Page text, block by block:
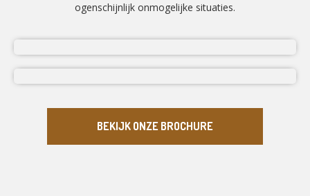
ogenschijnlijk onmogelijke situaties.
BEKIJK ONZE BROCHURE